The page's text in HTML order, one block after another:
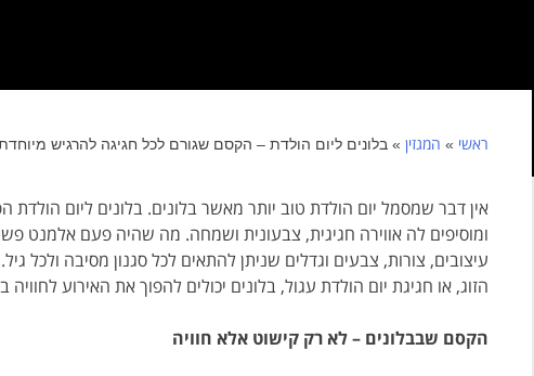
ראשי » המגזין » בלונים ליום הולדת – הקסם שגורם לכל חגיגה להרגיש
אין דבר שמסמל יום הולדת טוב יותר מאשר בלונים. בלונים ליום
ומוסיפים לה אווירה חגיגית, צבעונית ושמחה. מה שהיה פעם אלמנט
עיצובים, צורות, צבעים וגדלים שניתן להתאים לכל סגנון מסיבה ולכל
הזוג, או חגיגת יום הולדת עגול, בלונים יכולים להפוך את האירוע
הקסם שבבלונים – לא רק קישוט אלא חוויה